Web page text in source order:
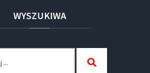
WYSZUKIWA